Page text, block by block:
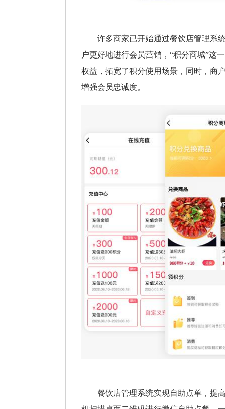
许多商家已开始通过餐饮店管理系
户更好地进行会员营销，“积分商城”这
权益，拓宽了积分使用场景，同时，商
增强会员忠诚度。
餐饮店管理系统实现自助点单，提